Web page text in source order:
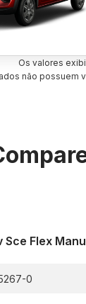
Os valores
não possuem
Sce Flex
0